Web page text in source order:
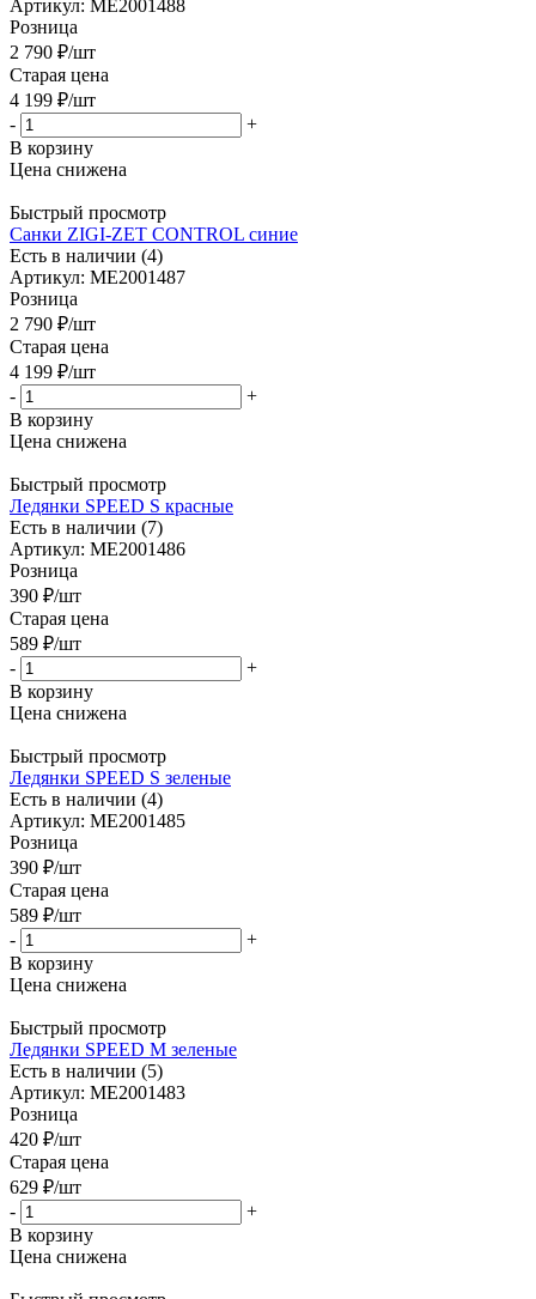
Артикул: МЕ2001488
Розница
2 790 ₽/шт
Старая цена
4 199 ₽/шт
-
+
В корзину
Цена снижена
Быстрый просмотр
Санки ZIGI-ZET CONTROL синие
Есть в наличии (4)
Артикул: МЕ2001487
Розница
2 790 ₽/шт
Старая цена
4 199 ₽/шт
-
+
В корзину
Цена снижена
Быстрый просмотр
Ледянки SPEED S красные
Есть в наличии (7)
Артикул: МЕ2001486
Розница
390 ₽/шт
Старая цена
589 ₽/шт
-
+
В корзину
Цена снижена
Быстрый просмотр
Ледянки SPEED S зеленые
Есть в наличии (4)
Артикул: МЕ2001485
Розница
390 ₽/шт
Старая цена
589 ₽/шт
-
+
В корзину
Цена снижена
Быстрый просмотр
Ледянки SPEED M зеленые
Есть в наличии (5)
Артикул: МЕ2001483
Розница
420 ₽/шт
Старая цена
629 ₽/шт
-
+
В корзину
Цена снижена